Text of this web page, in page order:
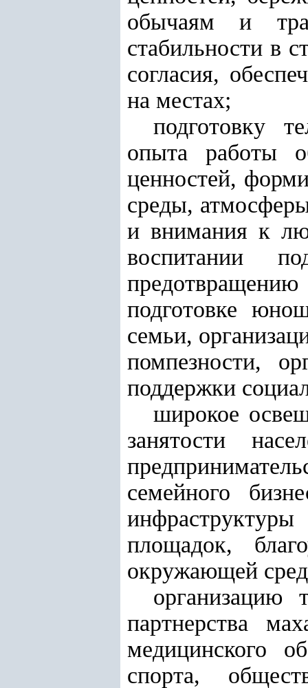
обычаям и
стабильности в
согласия,
на местах;
подготовку
опыта работы
ценностей,
среды,
и внимания к
воспитании
подготовке
семьи,
помпезности,
поддержки
широкое
занятости
семейного
площадок,
окружающей
организацию
партнерства
медицинского
спорта,